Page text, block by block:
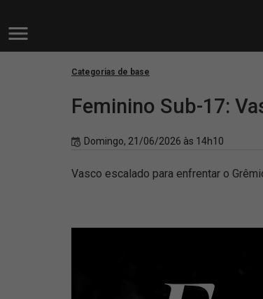
Categorias de base
Feminino Sub-17:
Domingo, 21/06/2026 às 14h10
Vasco escalado para enfrentar o